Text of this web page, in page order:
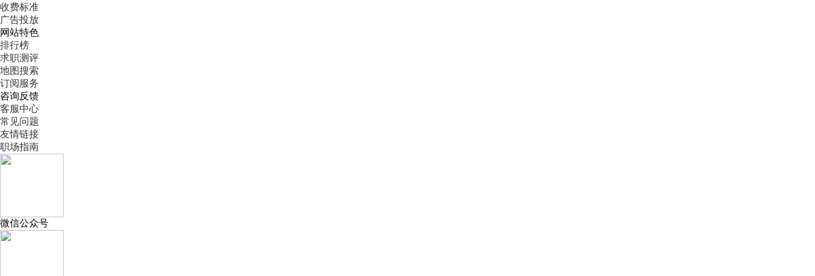
收费标准
广告投放
网站特色
排行榜
求职测评
地图搜索
订阅服务
咨询反馈
客服中心
常见问题
友情链接
职场指南
微信公众号